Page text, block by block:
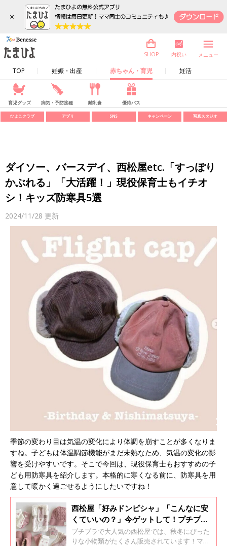
×
TOP 妊娠・出産 赤ちゃん・育児 妊活
SHOP 内祝い メニュー
育児グッズ 病気・予防接種 離乳食 優待パス
ひよこクラブ アプリ SNS キャンペーン 写真スタジオ
ダイソー、バースデイ、西松屋etc.「すっぽり
かぶれる」「大活躍！」現役保育士もイチオ
シ！キッズ防寒具5選
2024/11/28 更新
季節の変わり目は気温の変化により体調を崩すことが多くなりま
すね。子どもは体温調節機能がまだ未熟なため、気温の変化の影
響を受けやすいです。そこで今回は、現役保育士もおすすめの子
ども用防寒具を紹介します。本格的に寒くなる前に、防寒具を用
意して暖かく過ごせるようにしたいですね！
西松屋「好みドンピシャ」「こんなに安
くていいの？」今ゲットして！プチプラ
秋冬小物4選
プチプラで大人気の西松屋では、秋冬にぴった
りな小物類がたくさん販売されています！マフ